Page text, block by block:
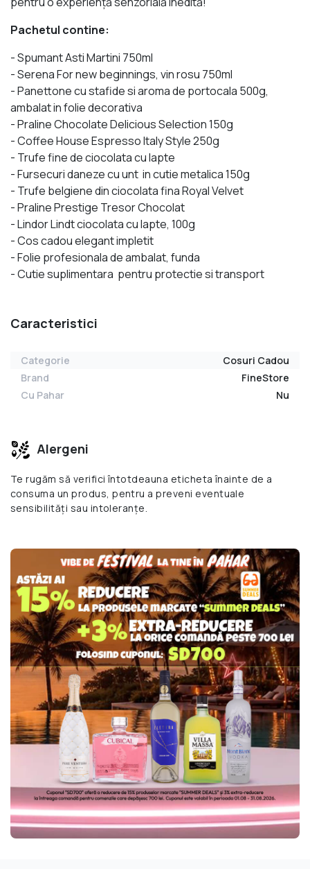
Pachetul contine:
- Spumant Asti Martini 750ml
- Serena For new beginnings, vin rosu 750ml
- Panettone cu stafide si aroma de portocala 500g,
ambalat in folie decorativa
- Praline Chocolate Delicious Selection 150g
- Coffee House Espresso Italy Style 250g
- Trufe fine de ciocolata cu lapte
- Fursecuri daneze cu unt in cutie metalica 150g
- Trufe belgiene din ciocolata fina Royal Velvet
- Praline Prestige Tresor Chocolat
- Lindor Lindt ciocolata cu lapte, 100g
- Cos cadou elegant impletit
- Folie profesionala de ambalat, funda
- Cutie suplimentara pentru protectie si transport
Caracteristici
Categorie
Cosuri Cadou
Brand
FineStore
Cu Pahar
Nu
Alergeni
Te rugăm să verifici întotdeauna eticheta înainte de a
consuma un produs, pentru a preveni eventuale
sensibilități sau intoleranțe.